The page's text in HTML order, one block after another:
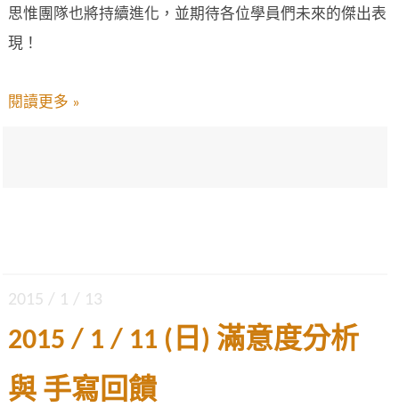
思惟團隊也將持續進化，並期待各位學員們未來的傑出表
現！
閱讀更多 »
2015 / 1 / 13
2015 / 1 / 11 (日) 滿意度分析
與 手寫回饋